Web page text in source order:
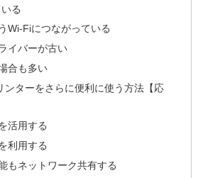
る
Wi-Fiにつながっている
イバーが古い
合も多い
ンターをさらに便利に使う方法【応
活用する
利用する
もネットワーク共有する